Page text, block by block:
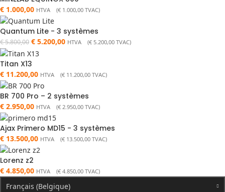
€ 1.000,00 HTVA (€ 1.000,00 TVAC)
Quantum Lite - 3 systèmes
€5.800,00 € 5.200,00 HTVA (€ 5.200,00 TVAC)
Titan X13
€ 11.200,00 HTVA (€ 11.200,00 TVAC)
BR 700 Pro – 2 systèmes
€ 2.950,00 HTVA (€ 2.950,00 TVAC)
Ajax Primero MD15 - 3 systèmes
€ 13.500,00 HTVA (€ 13.500,00 TVAC)
Lorenz z2
€ 4.850,00 HTVA (€ 4.850,00 TVAC)
Français (Belgique)